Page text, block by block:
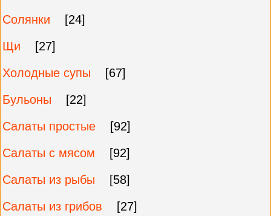
Солянки
[24]
Щи
[27]
Холодные супы
[67]
Бульоны
[22]
Салаты простые
[92]
Салаты с мясом
[92]
Салаты из рыбы
[58]
Салаты из грибов
[27]